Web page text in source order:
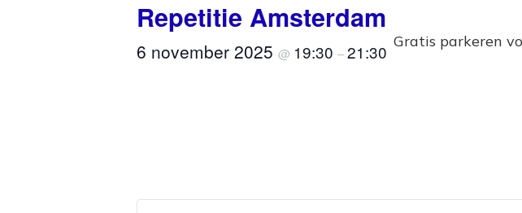
Repetitie Amsterdam
6 november 2025 @ 19:30 –21:30 Gratis parkeren